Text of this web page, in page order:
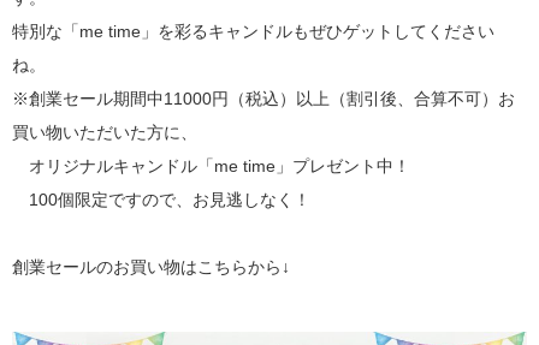
特別な「me time」を彩るキャンドルもぜひゲットしてください
ね。
※創業セール期間中11000円（税込）以上（割引後、合算不可）お
買い物いただいた方に、
オリジナルキャンドル「me time」プレゼント中！
100個限定ですので、お見逃しなく！
創業セールのお買い物はこちらから↓